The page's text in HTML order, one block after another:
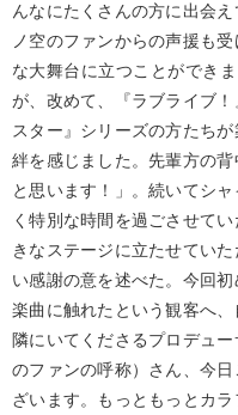
んなにたくさんの方に出会
ノ空のファンからの声援も
な大舞台に立つことができ
が、改めて、『ラブライブ
スター』シリーズの方たち
絆を感じました。先輩方の
と思います！」。続いてシ
く特別な時間を過ごさせて
きなステージに立たせてい
い感謝の意を述べた。今回
楽曲に触れたという観客へ
隣にいてくださるプロデュ
のファンの呼称）さん、今
ざいます。もっともっとカ